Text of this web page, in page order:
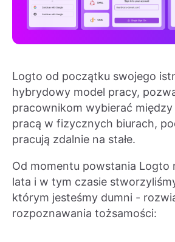
Logto od początku swojego
hybrydowy model pracy,
pracownikom wybierać między
pracą w fizycznych biurach,
pracują zdalnie na stałe.
Od momentu powstania Logto
lata i w tym czasie
którym jesteśmy dumni -
rozpoznawania tożsamości: